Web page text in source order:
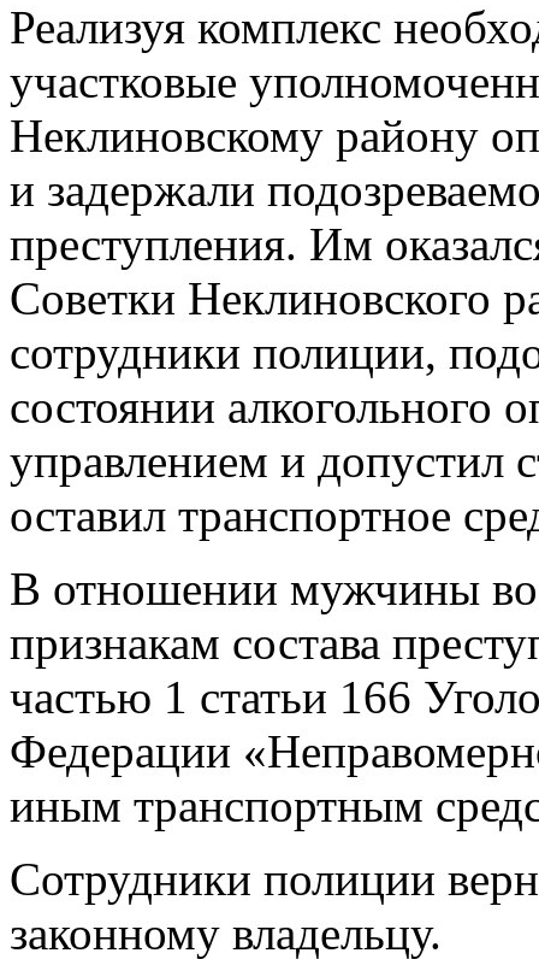
Реализуя комплекс
участковые
Неклиновскому району
и задержали
преступления. Им
Советки Неклиновского
сотрудники полиции,
состоянии алкогольного
управлением и допустил
оставил транспортное
В отношении мужчины
признакам состава
частью 1 статьи 166
Федерации
иным транспортным
Сотрудники полиции
законному владельцу.